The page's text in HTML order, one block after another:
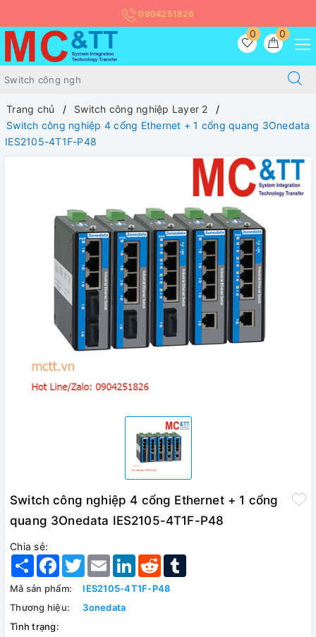
0904251826
0
0
Trang chủ
Switch công nghiệp Layer 2
Switch công nghiệp 4 cổng Ethernet + 1 cổng quang 3Onedata
IES2105-4T1F-P48
Switch công nghiệp 4 cổng Ethernet + 1 cổng
quang 3Onedata IES2105-4T1F-P48
Chia sẻ:
Share Facebook
TwitterEmail LinkedInReddit
Mã sản phẩm:
IES2105-4T1F-P48
Thương hiệu:
3onedata
Tình trạng: